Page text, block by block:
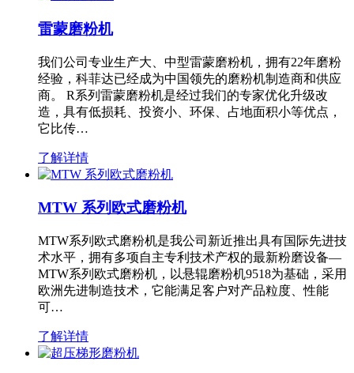
雷蒙磨粉机
我们公司专业生产大、中型雷蒙磨粉机，拥有22年磨粉
经验，科菲达已经成为中国领先的磨粉机制造商和供应
商。 R系列雷蒙磨粉机是经过我们的专家优化升级改
造，具有低损耗、投资小、环保、占地面积小等优点，
它比传…
了解详情
MTW 系列欧式磨粉机
MTW系列欧式磨粉机是我公司新近推出具有国际先进技
术水平，拥有多项自主专利技术产权的最新粉磨设备—
MTW系列欧式磨粉机，以悬辊磨粉机9518为基础，采用
欧洲先进制造技术，它能满足客户对产品粒度、性能
可…
了解详情